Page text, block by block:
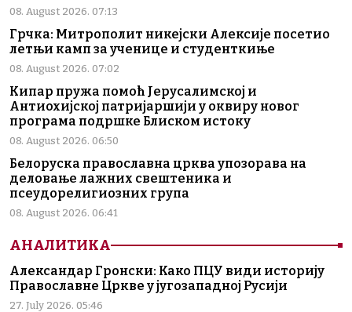
08. August 2026. 07:13
Грчка: Митрополит никејски Алексије посетио
летњи камп за ученице и студенткиње
08. August 2026. 07:02
Кипар пружа помоћ Јерусалимској и
Антиохијској патријаршији у оквиру новог
програма подршке Блиском истоку
08. August 2026. 06:50
Белоруска православна црква упозорава на
деловање лажних свештеника и
псеудорелигиозних група
08. August 2026. 06:41
АНАЛИТИКА
Александар Гронски: Како ПЦУ види историју
Православне Цркве у југозападној Русији
27. July 2026. 05:46